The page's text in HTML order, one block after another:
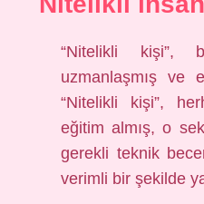
“Nitelikli kişi”,
uzmanlaşmış ve
“Nitelikli kişi”,
eğitim almış, o
gerekli teknik
verimli bir şekilde